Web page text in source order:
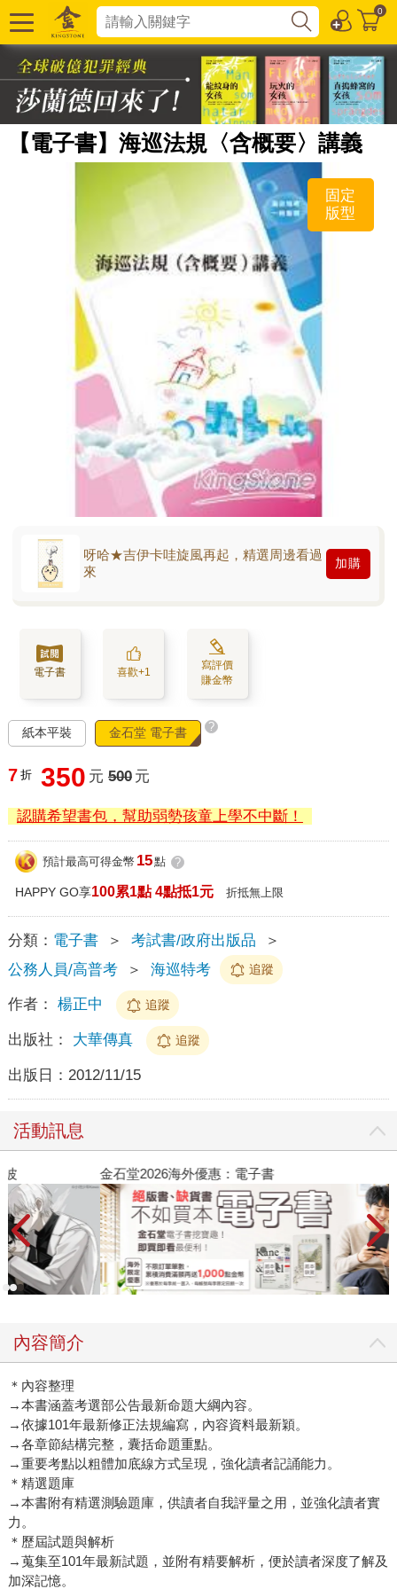
0
【電子書】海巡法規〈含概要〉講義
固定
版型
呀哈★吉伊卡哇旋風再起，精選周邊看過
來
加購
電子書 喜歡+1
寫評價
賺金幣
紙本平裝 金石堂 電子書 ?
7 折 350 元 500 元
認購希望書包，幫助弱勢孩童上學不中斷！
預計最高可得金幣 15點 ?
HAPPY GO享100累1點 4點抵1元 折抵無上限
分類： 電子書 ＞ 考試書/政府出版品
＞
公務人員/高普考
＞ 海巡特考 追蹤
作者： 楊正中 追蹤
出版社： 大華傳真 追蹤
出版日： 2012/11/15
活動訊息
金石堂2026海外優惠：電子書
內容簡介
＊內容整理
→本書涵蓋考選部公告最新命題大綱內容。
→依據101年最新修正法規編寫，內容資料最新穎。
→各章節結構完整，囊括命題重點。
→重要考點以粗體加底線方式呈現，強化讀者記誦能力。
＊精選題庫
→本書附有精選測驗題庫，供讀者自我評量之用，並強化讀者實
力。
＊歷屆試題與解析
→蒐集至101年最新試題，並附有精要解析，便於讀者深度了解及
加深記憶。